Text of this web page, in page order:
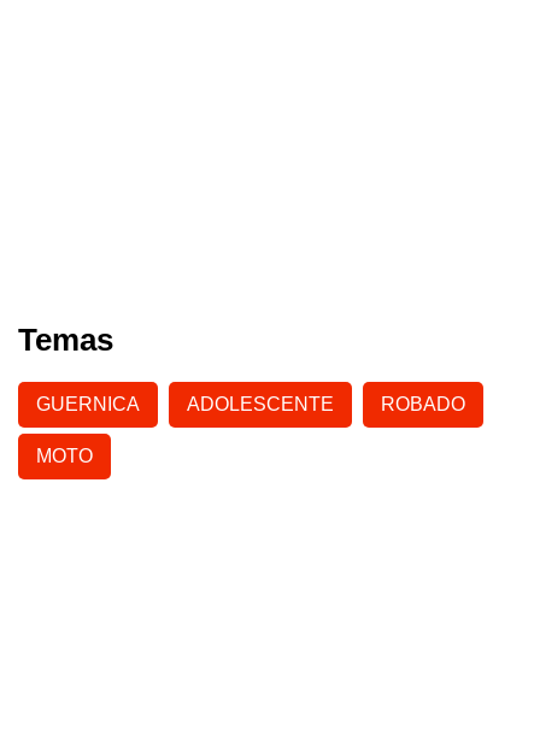
Temas
GUERNICA ADOLESCENTE ROBADO
MOTO